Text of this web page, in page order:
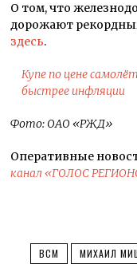
О том, что
дорожают
здесь.
Купе по цене
быстрее инфляции
Фото: ОАО «РЖД»
Оперативные
канал «ГОЛОС
ВСМ МИХАИЛ